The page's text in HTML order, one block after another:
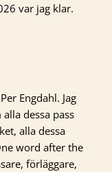
var jag klar.
Engdahl. Jag
dessa pass
alla dessa
word after the
förläggare,